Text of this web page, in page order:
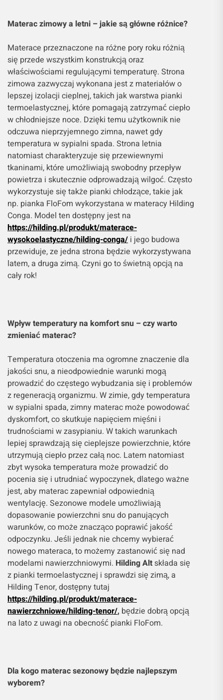
Materac zimowy a letni – jakie są główne różnice?
Materace przeznaczone na różne pory roku różnią
się przede wszystkim konstrukcją oraz
właściwościami regulującymi temperaturę. Strona
zimowa zazwyczaj wykonana jest z materiałów o
lepszej izolacji cieplnej, takich jak warstwa pianki
termoelastycznej, które pomagają zatrzymać ciepło
w chłodniejsze noce. Dzięki temu użytkownik nie
odczuwa nieprzyjemnego zimna, nawet gdy
temperatura w sypialni spada. Strona letnia
natomiast charakteryzuje się przewiewnymi
tkaninami, które umożliwiają swobodny przepływ
powietrza i skutecznie odprowadzają wilgoć. Często
wykorzystuje się także pianki chłodzące, takie jak
np. pianka FloFom wykorzystana w materacy Hilding
Conga. Model ten dostępny jest na
https://hilding.pl/produkt/materace-
wysokoelastyczne/hilding-conga/ i jego budowa
przewiduje, ze jedna strona będzie wykorzystywana
latem, a druga zimą. Czyni go to świetną opcją na
cały rok!
Wpływ temperatury na komfort snu – czy warto
zmieniać materac?
Temperatura otoczenia ma ogromne znaczenie dla
jakości snu, a nieodpowiednie warunki mogą
prowadzić do częstego wybudzania się i problemów
z regeneracją organizmu. W zimie, gdy temperatura
w sypialni spada, zimny materac może powodować
dyskomfort, co skutkuje napięciem mięśni i
trudnościami w zasypianiu. W takich warunkach
lepiej sprawdzają się cieplejsze powierzchnie, które
utrzymują ciepło przez całą noc. Latem natomiast
zbyt wysoka temperatura może prowadzić do
pocenia się i utrudniać wypoczynek, dlatego ważne
jest, aby materac zapewniał odpowiednią
wentylację. Sezonowe modele umożliwiają
dopasowanie powierzchni snu do panujących
warunków, co może znacząco poprawić jakość
odpoczynku. Jeśli jednak nie chcemy wybierać
nowego materaca, to możemy zastanowić się nad
modelami nawierzchniowymi. Hilding Altskłada się
z pianki termoelastycznej i sprawdzi się zimą, a
Hilding Tenor, dostępny tutaj
https://hilding.pl/produkt/materace-
nawierzchniowe/hilding-tenor/, będzie dobrą opcją
na lato z uwagi na obecność pianki FloFom.
Dla kogo materac sezonowy będzie najlepszym
wyborem?